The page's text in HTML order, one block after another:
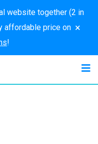
website together (2 in
affordable price on
!
×